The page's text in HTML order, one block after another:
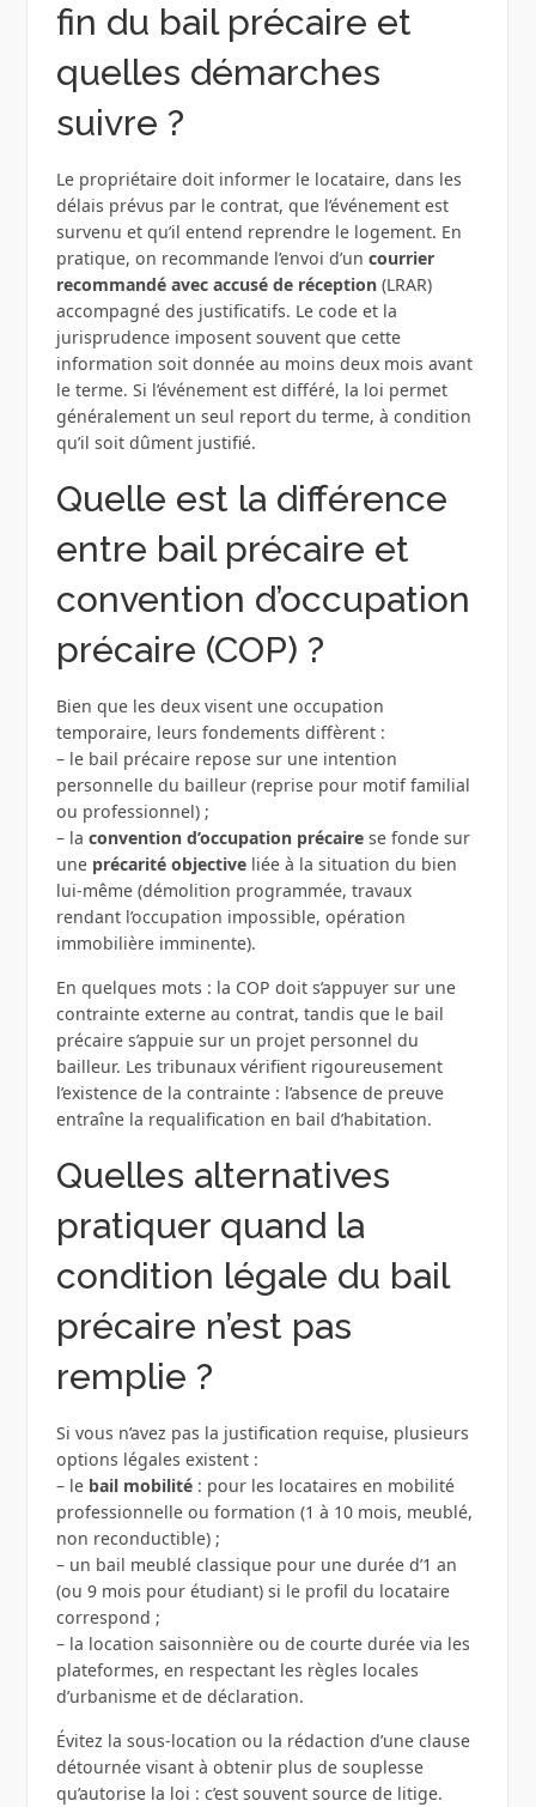
fin du bail précaire et
quelles démarches
suivre ?
Le propriétaire doit informer le locataire, dans les
délais prévus par le contrat, que l’événement est
survenu et qu’il entend reprendre le logement. En
pratique, on recommande l’envoi d’un courrier
recommandé avec accusé de réception(LRAR)
accompagné des justificatifs. Le code et la
jurisprudence imposent souvent que cette
information soit donnée au moins deux mois avant
le terme. Si l’événement est différé, la loi permet
généralement un seul report du terme, à condition
qu’il soit dûment justifié.
Quelle est la différence
entre bail précaire et
convention d’occupation
précaire (COP) ?
Bien que les deux visent une occupation
temporaire, leurs fondements diffèrent :
– le bail précaire repose sur une intention
personnelle du bailleur (reprise pour motif familial
ou professionnel) ;
– la convention d’occupation précairese fonde sur
une précarité objectiveliée à la situation du bien
lui-même (démolition programmée, travaux
rendant l’occupation impossible, opération
immobilière imminente).
En quelques mots : la COP doit s’appuyer sur une
contrainte externe au contrat, tandis que le bail
précaire s’appuie sur un projet personnel du
bailleur. Les tribunaux vérifient rigoureusement
l’existence de la contrainte : l’absence de preuve
entraîne la requalification en bail d’habitation.
Quelles alternatives
pratiquer quand la
condition légale du bail
précaire n’est pas
remplie ?
Si vous n’avez pas la justification requise, plusieurs
options légales existent :
– le bail mobilité: pour les locataires en mobilité
professionnelle ou formation (1 à 10 mois, meublé,
non reconductible) ;
– un bail meublé classique pour une durée d’1 an
(ou 9 mois pour étudiant) si le profil du locataire
correspond ;
– la location saisonnière ou de courte durée via les
plateformes, en respectant les règles locales
d’urbanisme et de déclaration.
Évitez la sous-location ou la rédaction d’une clause
détournée visant à obtenir plus de souplesse
qu’autorise la loi : c’est souvent source de litige.